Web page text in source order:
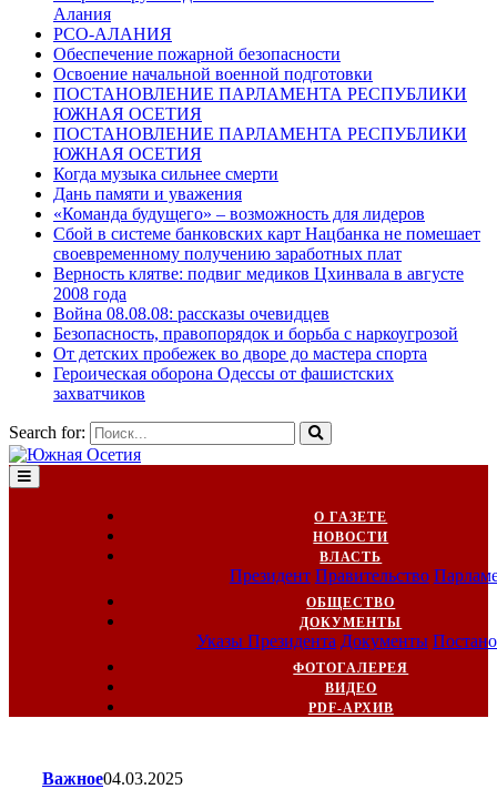
Алания
РСО-АЛАНИЯ
Обеспечение пожарной безопасности
Освоение начальной военной подготовки
ПОСТАНОВЛЕНИЕ ПАРЛАМЕНТА РЕСПУБЛИКИ
ЮЖНАЯ ОСЕТИЯ
ПОСТАНОВЛЕНИЕ ПАРЛАМЕНТА РЕСПУБЛИКИ
ЮЖНАЯ ОСЕТИЯ
Когда музыка сильнее смерти
Дань памяти и уважения
«Команда будущего» – возможность для лидеров
Сбой в системе банковских карт Нацбанка не помешает
своевременному получению заработных плат
Верность клятве: подвиг медиков Цхинвала в августе
2008 года
Война 08.08.08: рассказы очевидцев
Безопасность, правопорядок и борьба с наркоугрозой
От детских пробежек во дворе до мастера спорта
Героическая оборона Одессы от фашистских
захватчиков
Search for:
О ГАЗЕТЕ
НОВОСТИ
ВЛАСТЬ
Президент Правительство
ОБЩЕСТВО
ДОКУМЕНТЫ
Указы Президента Документы
ФОТОГАЛЕРЕЯ
ВИДЕО
PDF-АРХИВ
Важное04.03.2025